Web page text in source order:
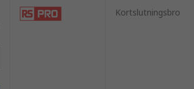
Kortslutningsbro